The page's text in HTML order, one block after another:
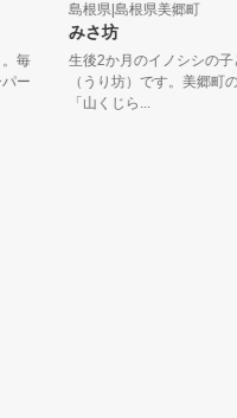
島根県|島根県美郷町
みさ坊
生後2か月のイノシシの子ども
（うり坊）です。美郷町の特産
「山くじら...